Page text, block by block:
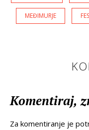
MEĐIMURJE
Komentiraj,
Za komentiranje je